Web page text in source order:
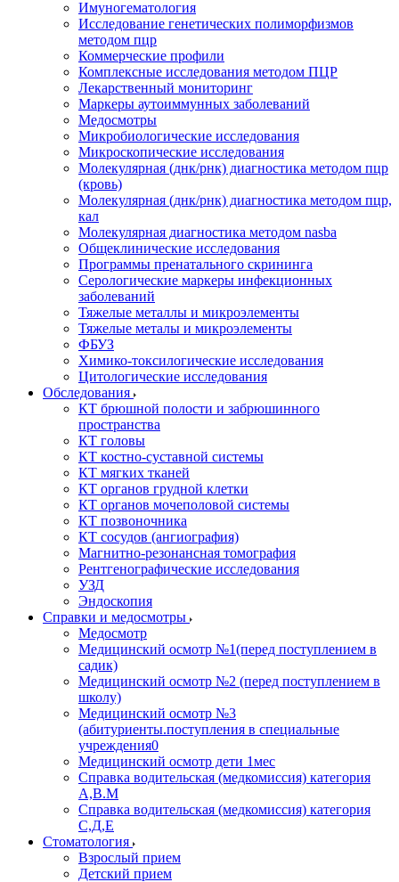
Имуногематология
Исследование генетических полиморфизмов
методом пцр
Коммерческие профили
Комплексные исследования методом ПЦР
Лекарственный мониторинг
Маркеры аутоиммунных заболеваний
Медосмотры
Микробиологические исследования
Микроскопические исследования
Молекулярная (днк/рнк) диагностика методом пцр
(кровь)
Молекулярная (днк/рнк) диагностика методом пцр,
кал
Молекулярная диагностика методом nasba
Общеклинические исследования
Программы пренатального скрининга
Серологические маркеры инфекционных
заболеваний
Тяжелые металлы и микроэлементы
Тяжелые металы и микроэлементы
ФБУЗ
Химико-токсилогические исследования
Цитологические исследования
Обследования
КТ брюшной полости и забрюшинного
пространства
КТ головы
КТ костно-суставной системы
КТ мягких тканей
КТ органов грудной клетки
КТ органов мочеполовой системы
КТ позвоночника
КТ сосудов (ангиография)
Магнитно-резонансная томография
Рентгенографические исследования
УЗД
Эндоскопия
Справки и медосмотры
Медосмотр
Медицинский осмотр №1(перед поступлением в
садик)
Медицинский осмотр №2 (перед поступлением в
школу)
Медицинский осмотр №3
(абитуриенты.поступления в специальные
учреждения0
Медицинский осмотр дети 1мес
Справка водительская (медкомиссия) категория
А,В.М
Справка водительская (медкомиссия) категория
С,Д,Е
Стоматология
Взрослый прием
Детский прием